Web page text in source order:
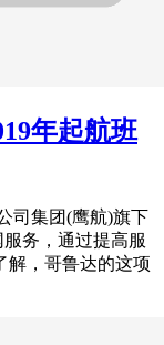
年起航班
司集团(鹰航)旗下
务，通过提高服
解，哥鲁达的这项